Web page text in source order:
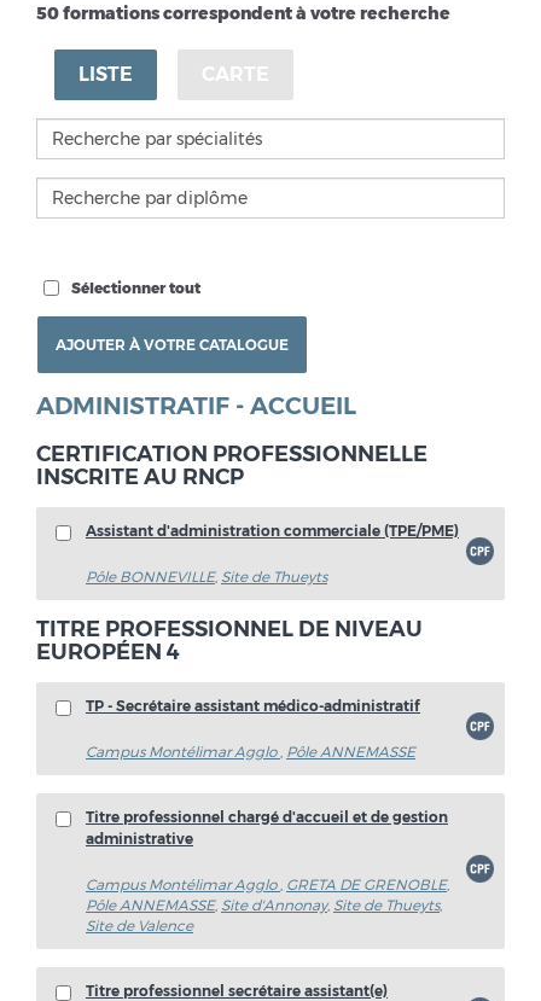
50 formations correspondent à votre recherche
LISTE CARTE
Sélectionner tout
ADMINISTRATIF - ACCUEIL
CERTIFICATION PROFESSIONNELLE
INSCRITE AU RNCP
Assistant d'administration commerciale (TPE/PME)
Pôle BONNEVILLE, Site de Thueyts
TITRE PROFESSIONNEL DE NIVEAU
EUROPÉEN 4
TP - Secrétaire assistant médico-administratif
Campus Montélimar Agglo Pôle ANNEMASSE
Titre professionnel chargé d'accueil et de gestion
administrative
Campus Montélimar Agglo GRETA DE GRENOBLE,
Pôle ANNEMASSE, Site d'Annonay, Site de Thueyts,
Site de Valence
Titre professionnel secrétaire assistant(e)